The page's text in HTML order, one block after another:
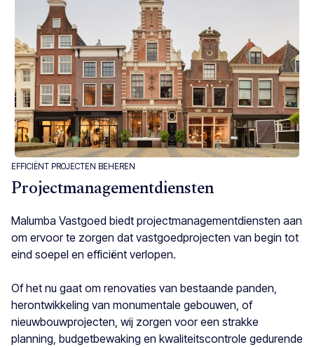
EFFICIËNT PROJECTEN BEHEREN
Projectmanagementdiensten
Malumba Vastgoed biedt projectmanagementdiensten aan
om ervoor te zorgen dat vastgoedprojecten van begin tot
eind soepel en efficiënt verlopen.
Of het nu gaat om renovaties van bestaande panden,
herontwikkeling van monumentale gebouwen, of
nieuwbouwprojecten, wij zorgen voor een strakke
planning, budgetbewaking en kwaliteitscontrole gedurende